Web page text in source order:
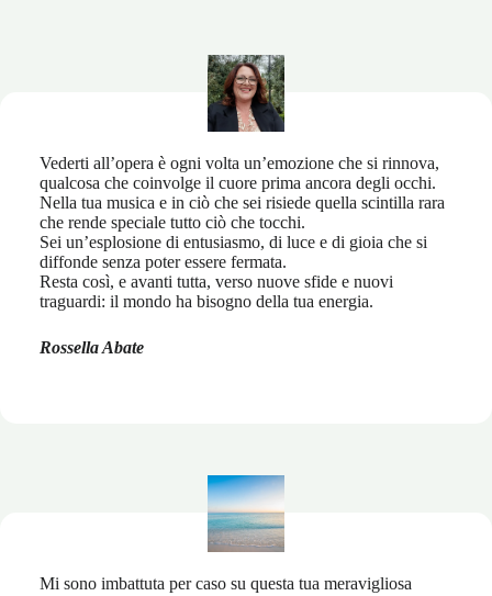
Vederti all’opera è ogni volta un’emozione che si rinnova,
qualcosa che coinvolge il cuore prima ancora degli occhi.
Nella tua musica e in ciò che sei risiede quella scintilla rara
che rende speciale tutto ciò che tocchi.
Sei un’esplosione di entusiasmo, di luce e di gioia che si
diffonde senza poter essere fermata.
Resta così, e avanti tutta, verso nuove sfide e nuovi
traguardi: il mondo ha bisogno della tua energia.
Rossella Abate
Mi sono imbattuta per caso su questa tua meravigliosa